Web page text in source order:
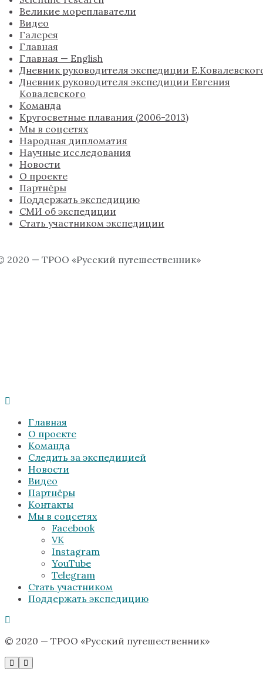
Великие мореплаватели
Видео
Галерея
Главная
Главная — English
Дневник руководителя экспедиции
Дневник руководителя экспедиции Евгения
Ковалевского
Команда
Кругосветные плавания (2006-2013)
Мы в соцсетях
Народная дипломатия
Научные исследования
Новости
О проекте
Партнёры
Поддержать экспедицию
СМИ об экспедиции
Стать участником экспедиции
2020 — ТРОО «Русский путешественник»
Главная
О проекте
Команда
Следить за экспедицией
Новости
Видео
Партнёры
Контакты
Мы в соцсетях
Facebook
VK
Instagram
YouTube
Telegram
Стать участником
Поддержать экспедицию
© 2020 — ТРОО «Русский путешественник»